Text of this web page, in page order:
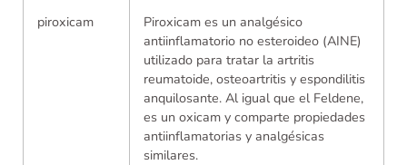
piroxicam
Piroxicam es un analgésico
antiinflamatorio no esteroideo (AINE)
utilizado para tratar la artritis
reumatoide, osteoartritis y espondilitis
anquilosante. Al igual que el Feldene,
es un oxicam y comparte propiedades
antiinflamatorias y analgésicas
similares.